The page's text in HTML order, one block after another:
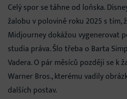
Celý spor se táhne od loňska.
žalobu v polovině roku 2025 s tím,
Midjourney dokážou vygenerovat
studia práva. Šlo třeba o Barta
Vadera. O pár měsíců později se k
Warner Bros., kterému vadily
dalších postav.